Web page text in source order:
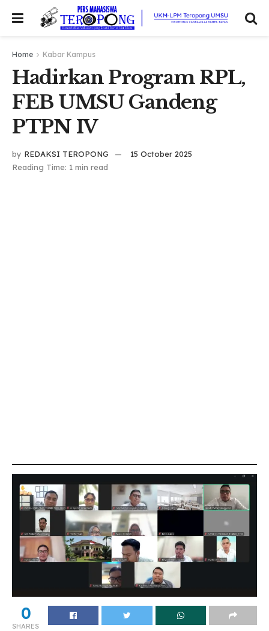
Home Kabar Kampus
Hadirkan Program RPL,
FEB UMSU Gandeng
PTPN IV
by REDAKSI TEROPONG
15 October 2025
Reading Time: 1 min read
0
SHARES